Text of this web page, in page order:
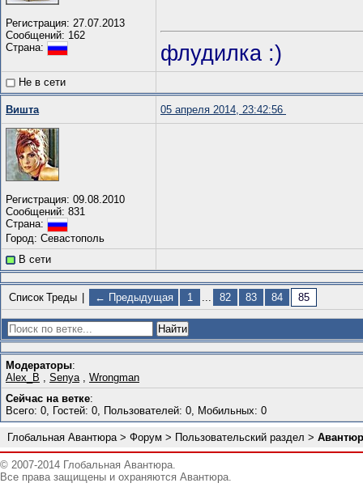
Регистрация: 27.07.2013
Сообщений: 162
Страна:
флудилка :)
Не в сети
Вишта 05 апреля 2014, 23:42:56
Регистрация: 09.08.2010
Сообщений: 831
Страна:
Город: Севастополь
В сети
Список Треды ← Предыдущая 1 ... 82 83 84 85
Модераторы:
Alex_B , Senya, Wrongman
Сейчас на ветке:
Всего: 0, Гостей: 0, Пользователей: 0, Мобильных: 0
Глобальная Авантюра> Форум > Пользовательский раздел >
© 2007-2014 Глобальная Авантюра.
Все права защищены и охраняются Авантюра.